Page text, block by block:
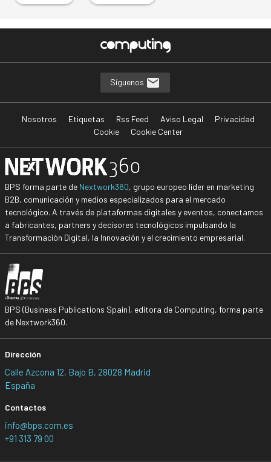
Síguenos
Nosotros Etiquetas Rss Feed Aviso Legal
Privacidad
Cookie
Cookie Center
BPS forma parte de Nextwork360, grupo europeo líder en marketing
B2B, comunicación y medios especializados para el mercado
tecnológico. A través de plataformas digitales y eventos, conectamos
a fabricantes, partners y decisores tecnológicos impulsando la
Transformación Digital, la Innovación y el crecimiento empresarial.
BPS (Business Publications Spain), editora de Computing, forma parte
de Nextwork360.
Dirección
Calle Azcona 12, Bajo B, 28028 Madrid
España
Contactos
info@bps.com.es
+91 313 79 00